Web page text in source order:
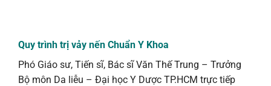
Quy trình trị vảy nến Chuẩn Y Khoa
Phó Giáo sư, Tiến sĩ, Bác sĩ Văn Thế Trung – Trưởng
Bộ môn Da liễu – Đại học Y Dược TP.HCM trực tiếp